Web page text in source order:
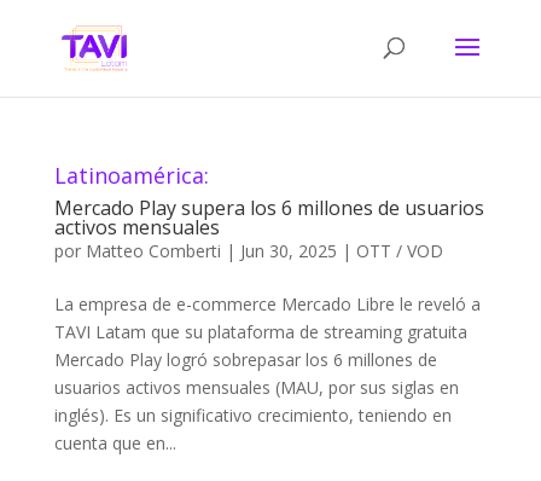
Latinoamérica:
Mercado Play supera los 6 millones de usuarios
activos mensuales
por Matteo Comberti | Jun 30, 2025 | OTT / VOD
La empresa de e-commerce Mercado Libre le reveló a
TAVI Latam que su plataforma de streaming gratuita
Mercado Play logró sobrepasar los 6 millones de
usuarios activos mensuales (MAU, por sus siglas en
inglés). Es un significativo crecimiento, teniendo en
cuenta que en...